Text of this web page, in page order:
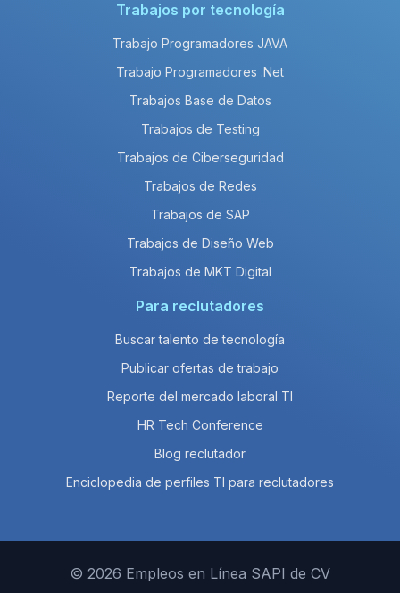
Trabajos por tecnología
Trabajo Programadores JAVA
Trabajo Programadores .Net
Trabajos Base de Datos
Trabajos de Testing
Trabajos de Ciberseguridad
Trabajos de Redes
Trabajos de SAP
Trabajos de Diseño Web
Trabajos de MKT Digital
Para reclutadores
Buscar talento de tecnología
Publicar ofertas de trabajo
Reporte del mercado laboral TI
HR Tech Conference
Blog reclutador
Enciclopedia de perfiles TI para reclutadores
© 2026 Empleos en Línea SAPI de CV